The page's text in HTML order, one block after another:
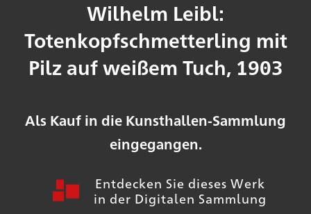
Wilhelm Leibl:
Totenkopfschmetterling mit
Pilz auf weißem Tuch, 1903
Als Kauf in die Kunsthallen-Sammlung
eingegangen.
Entdecken Sie dieses Werk
in der Digitalen Sammlung